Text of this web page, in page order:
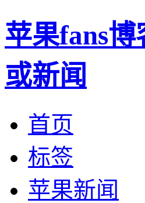
苹果fans
或新闻
首页
标签
苹果新闻